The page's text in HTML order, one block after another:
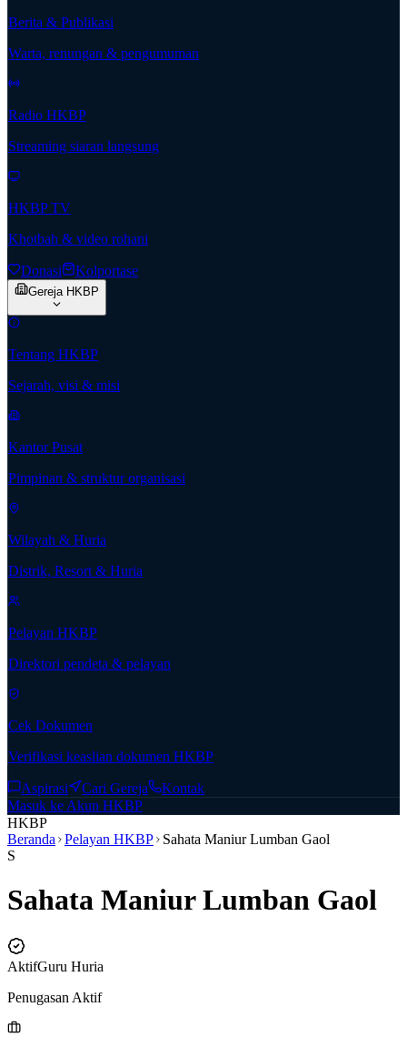
Berita & Publikasi
Warta, renungan & pengumuman
Radio HKBP
Streaming siaran langsung
HKBP TV
Khotbah & video rohani
Donasi Kolportase
Gereja HKBP
Tentang HKBP
Sejarah, visi & misi
Kantor Pusat
Pimpinan & struktur organisasi
Wilayah & Huria
Distrik, Resort & Huria
Pelayan HKBP
Direktori pendeta & pelayan
Cek Dokumen
Verifikasi keaslian dokumen HKBP
Aspirasi Cari Gereja
Kontak
Masuk ke Akun HKBP
HKBP
Beranda
Pelayan HKBP
Sahata Maniur Lumban Gaol
S
Sahata Maniur Lumban Gaol
AktifGuru Huria
Penugasan Aktif